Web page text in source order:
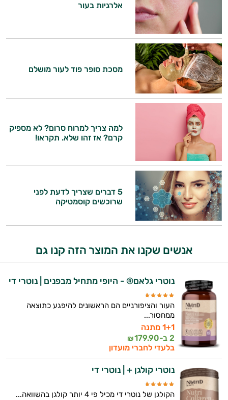
אלרגיות בעור
מסכת סופר פוד לעור מושלם
למה צריך למרוח סרום? לא מספיק
קרם? אז זהו שלא. תקראו!
5 דברים שצריך לדעת לפני
שרוכשים קוסמטיקה
אנשים שקנו את המוצר הזה קנו גם
נוטרי גלאם® - היופי מתחיל מבפנים | נוטרי די
העור והציפורניים הם הראשונים להיפגע כתוצאה
ממחסור...
1+1 מתנה
2 ב-
179.90
₪
בלעדי לחברי מועדון
נוטרי קולגן + | נוטרי די
הקולגן של נוטרי די מכיל פי 4 יותר קולגן בהשוואה...
היי,
אני יועץ הבריאות האישי AI של טבע בריא.
התשובות שלי מבוססות על מאגרי מידע קליניים
וספרות מקצועית בתחומי הרפואה הטבעית
ותזונת הספורט.
אני כאן כדי לעזור לך להתאים את תוספי
התזונה ומוצרי הבריאות המדויקים למטרות
ולמצב הגופני שלך, ולהסביר לך אילו רכיבים
עובדים יחד כדי למקסם תוצאות גם בחיי היום
יום וגם בתחום הכושר והספורט.
המטרה שלי היא להתאים עבורך המלצות
אישיות מבוססות מדעית.
זה הזמן להתחיל. איך אוכל לעזור?